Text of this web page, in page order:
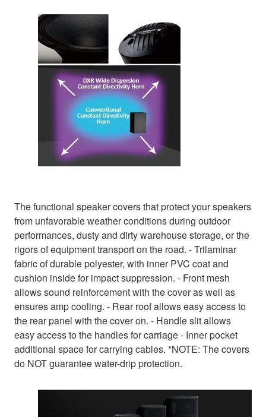
The functional speaker covers that protect your speakers
from unfavorable weather conditions during outdoor
performances, dusty and dirty warehouse storage, or the
rigors of equipment transport on the road. - Trilaminar
fabric of durable polyester, with inner PVC coat and
cushion inside for impact suppression. - Front mesh
allows sound reinforcement with the cover as well as
ensures amp cooling. - Rear roof allows easy access to
the rear panel with the cover on. - Handle slit allows
easy access to the handles for carriage - Inner pocket
additional space for carrying cables. *NOTE: The covers
do NOT guarantee water-drip protection.